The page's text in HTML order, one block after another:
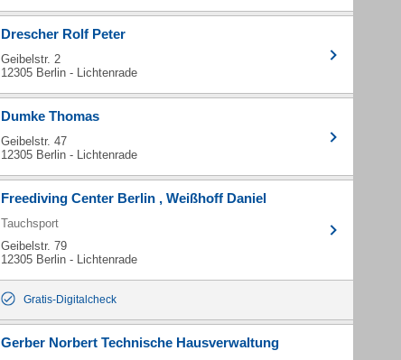
Drescher Rolf Peter
Geibelstr. 2
12305 Berlin - Lichtenrade
Dumke Thomas
Geibelstr. 47
12305 Berlin - Lichtenrade
Freediving Center Berlin , Weißhoff Daniel
Tauchsport
Geibelstr. 79
12305 Berlin - Lichtenrade
Gratis-Digitalcheck
Gerber Norbert Technische Hausverwaltung